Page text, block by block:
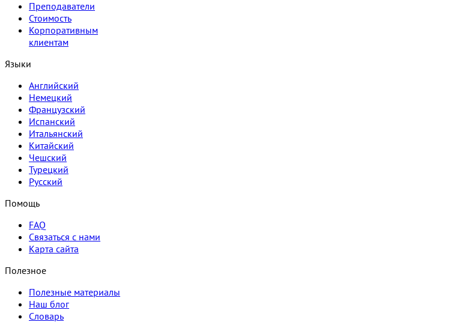
Преподаватели
Стоимость
Корпоративным
клиентам
Языки
Английский
Немецкий
Французский
Испанский
Итальянский
Китайский
Чешский
Турецкий
Русский
Помощь
FAQ
Связаться с нами
Карта сайта
Полезное
Полезные материалы
Наш блог
Словарь